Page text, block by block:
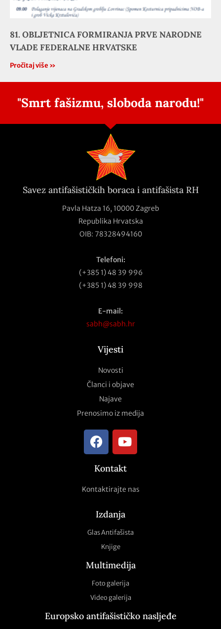
81. OBLJETNICA FORMIRANJA PRVE NARODNE
VLADE FEDERALNE HRVATSKE
Pročitaj više »
"Smrt fašizmu, sloboda narodu!"
Savez antifašističkih boraca i antifašista RH
Pavla Hatza 16, 10000 Zagreb
Republika Hrvatska
OIB: 78328494160
Telefoni:
(+385 1) 48 39 996
(+385 1) 48 39 998
E-mail:
sabh@sabh.hr
Vijesti
Novosti
Članci i objave
Najave
Prenosimo iz medija
Kontakt
Kontaktirajte nas
Izdanja
Glas Antifašista
Knjige
Multimedija
Foto galerija
Video galerija
Europsko antifašističko nasljeđe